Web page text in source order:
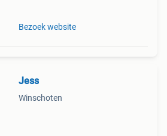
Bezoek website
Jess
Winschoten